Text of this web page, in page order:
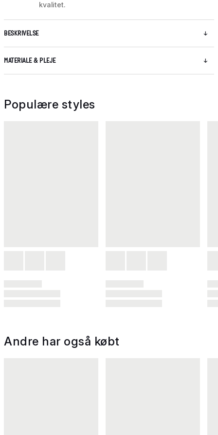
kvalitet.
BESKRIVELSE
MATERIALE & PLEJE
Populære styles
Andre har også købt